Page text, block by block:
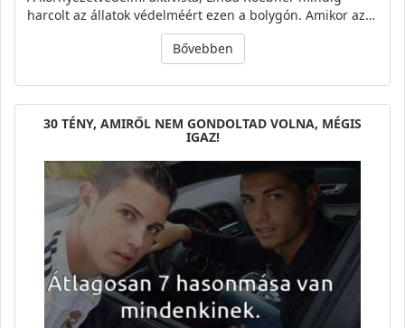
harcolt az állatok védelméért ezen a bolygón. Amikor az…
Bővebben
30 TÉNY, AMIRŐL NEM GONDOLTAD VOLNA, MÉGIS
IGAZ!